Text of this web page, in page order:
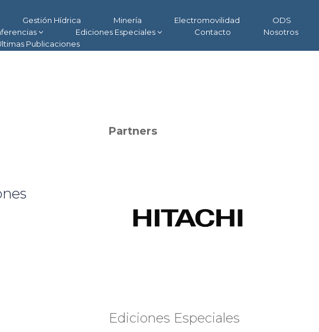
Gestión Hídrica Minería Electromovilidad
ODS
Ediciones Especiales Contacto
Nosotros
Publicaciones
Partners
Ediciones Especiales